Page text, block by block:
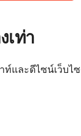
เท่า
และดีไซน์เว็บไ